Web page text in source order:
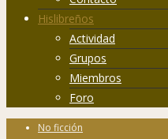
Hislibreños
Actividad
Grupos
Miembros
Foro
No ficción